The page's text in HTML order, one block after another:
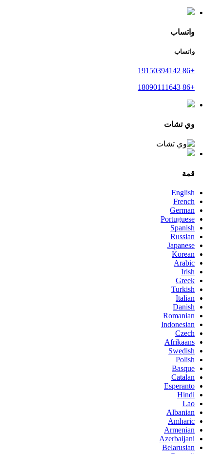
واتساب
واتساب
+86 19150394142
+86 18090111643
وي تشات
قمة
English
French
German
Portuguese
Spanish
Russian
Japanese
Korean
Arabic
Irish
Greek
Turkish
Italian
Danish
Romanian
Indonesian
Czech
Afrikaans
Swedish
Polish
Basque
Catalan
Esperanto
Hindi
Lao
Albanian
Amharic
Armenian
Azerbaijani
Belarusian